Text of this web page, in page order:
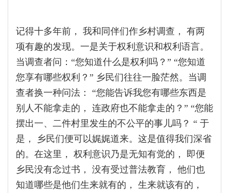
记得十多年前， 我和同伴们作乡村调查， 有两
项有趣的发现。一是关于权利意识和权利语言。
当调查者问：“您知道什么是权利吗？” “您知道
您享有哪些权利？” 乡民们往往一脸茫然。当调
查者换一种问法： “您能告诉我您有哪些东西是
别人不能拿走的， 连政府也不能拿走的？” “您能
摆出一、二件村里发生的不公平的事儿吗？ “ 于
是， 乡民们便可以娓娓道来。这是值得我们深省
的。在这里， 权利意识乃是无知有觉的， 即便
乡民没有念过书， 没有受过普法教育， 他们也
知道哪些是他们生来就有的， 生来就该有的，